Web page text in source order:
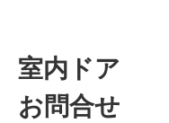
室内ドア
お問合せ